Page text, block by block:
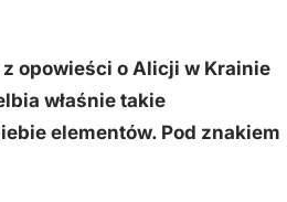
opowieści o Alicji w Krainie
właśnie takie
elementów. Pod znakiem